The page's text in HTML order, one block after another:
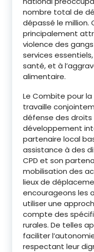
nombre total de
dépassé le
principalement
violence des
services
santé, et à
alimentaire.
Le Combite pour
travaille
défense des droits
développement
partenaire local
assistance à des
CPD et son
mobilisation des
lieux de
encourageons les
utiliser une
compte des
rurales. De telles
faciliter
respectant leur